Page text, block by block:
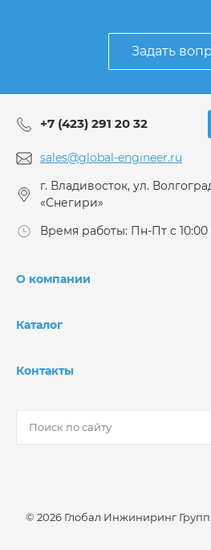
Задать
+7 (423) 291 20 32
sales@global-engineer.ru
г. Владивосток, ул.
«Снегири»
Время работы: Пн-Пт с 10:00
О компании
Каталог
Контакты
© 2026 Глобал Инжиниринг